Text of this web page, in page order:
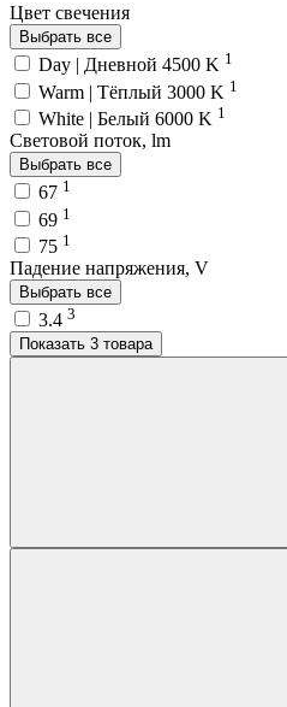
Цвет свечения
Выбрать все
Day | Дневной 4500 K 1
Warm | Тёплый 3000 K 1
White | Белый 6000 K 1
Световой поток, lm
Выбрать все
67 1
69 1
75 1
Падение напряжения, V
Выбрать все
3.4 3
Показать 3 товара